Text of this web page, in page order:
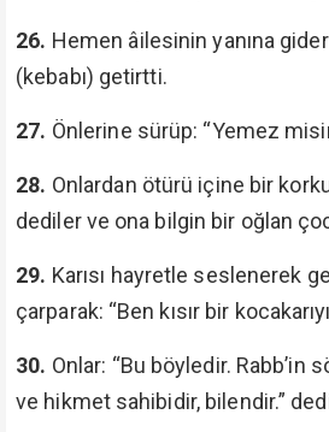
26. Hemen âilesinin yanına
(kebabı) getirtti.
27. Önlerine sürüp: “Yemez
28. Onlardan ötürü içine bir
dediler ve ona bilgin bir oğlan
29. Karısı hayretle seslenerek
çarparak: “Ben kısır bir
30. Onlar: “Bu böyledir. Rabb’in
ve hikmet sahibidir, bilendir.”